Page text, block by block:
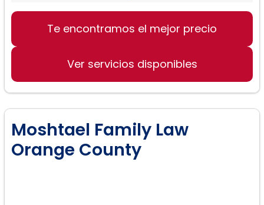
Asesoramiento legal para divorcios
padres
Consultas sobre litigios de divorcio
Te encontramos el mejor precio
Ver servicios disponibles
Moshtael Family Law
Orange County